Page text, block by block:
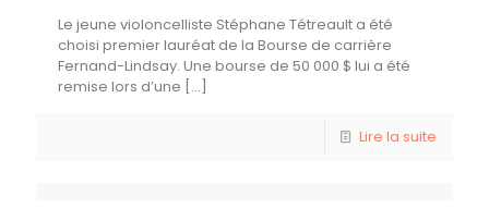
Le jeune violoncelliste Stéphane Tétreault a été
choisi premier lauréat de la Bourse de carrière
Fernand-Lindsay. Une bourse de 50 000 $ lui a été
remise lors d’une […]
Lire la suite